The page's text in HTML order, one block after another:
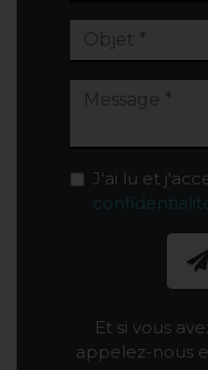
J'ai lu et
Et si vous
appelez-nous